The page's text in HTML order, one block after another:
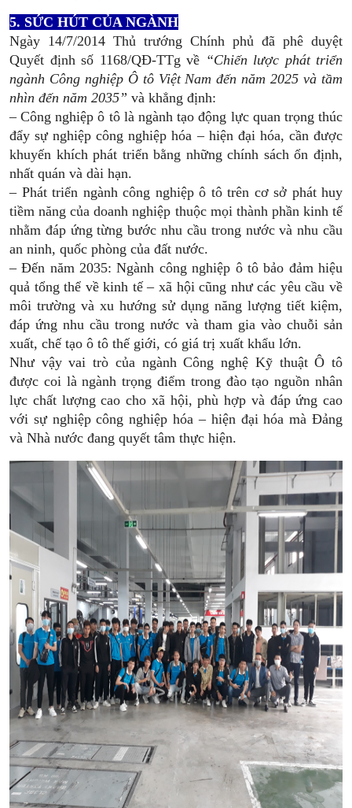
5. SỨC HÚT CỦA NGÀNH
Ngày 14/7/2014 Thủ trướng Chính phủ đã phê duyệt
Quyết định số 1168/QĐ-TTg về “Chiến lược phát triển
ngành Công nghiệp Ô tô Việt Nam đến năm 2025 và tầm
nhìn đến năm 2035” và khẳng định:
– Công nghiệp ô tô là ngành tạo động lực quan trọng thúc
đẩy sự nghiệp công nghiệp hóa – hiện đại hóa, cần được
khuyến khích phát triển bằng những chính sách ổn định,
nhất quán và dài hạn.
– Phát triển ngành công nghiệp ô tô trên cơ sở phát huy
tiềm năng của doanh nghiệp thuộc mọi thành phần kinh tế
nhằm đáp ứng từng bước nhu cầu trong nước và nhu cầu
an ninh, quốc phòng của đất nước.
– Đến năm 2035: Ngành công nghiệp ô tô bảo đảm hiệu
quả tổng thể về kinh tế – xã hội cũng như các yêu cầu về
môi trường và xu hướng sử dụng năng lượng tiết kiệm,
đáp ứng nhu cầu trong nước và tham gia vào chuỗi sản
xuất, chế tạo ô tô thế giới, có giá trị xuất khẩu lớn.
Như vậy vai trò của ngành Công nghệ Kỹ thuật Ô tô
được coi là ngành trọng điểm trong đào tạo nguồn nhân
lực chất lượng cao cho xã hội, phù hợp và đáp ứng cao
với sự nghiệp công nghiệp hóa – hiện đại hóa mà Đảng
và Nhà nước đang quyết tâm thực hiện.